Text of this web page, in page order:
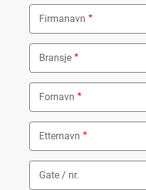
Firmanavn
Bransje
Nothing selected
Fornavn
Etternavn
Gate / nr.